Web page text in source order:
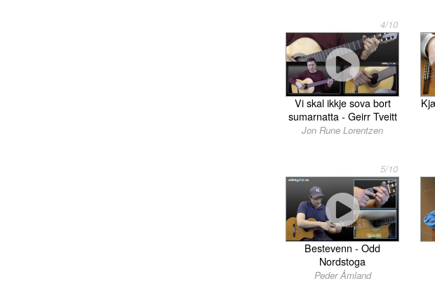
4/10
Vi skal ikkje sova bort
sumarnatta - Geirr Tveitt
Jon Rune Lorentzen
5/10
Bestevenn - Odd
Nordstoga
Peder Åmland